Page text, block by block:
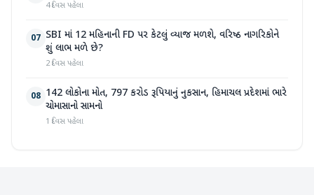
4 દિવસ પહેલા
07 SBI માં 12 મહિનાની FD પર કેટલું વ્યાજ મળશે, વરિષ્ઠ નાગરિકોને
શું લાભ મળે છે?
2 દિવસ પહેલા
08 142 લોકોના મોત, 797 કરોડ રૂપિયાનું નુકસાન, હિમાચલ પ્રદેશમાં ભારે
ચોમાસાનો સામનો
1 દિવસ પહેલા